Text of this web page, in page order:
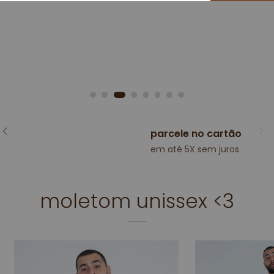
parcele no cartão
em até 5X sem juros
moletom unissex <3